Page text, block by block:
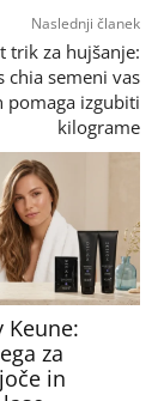
Naslednji članek
trik za hujšanje:
chia semeni vas
pomaga izgubiti
kilograme
Keune:
za
in